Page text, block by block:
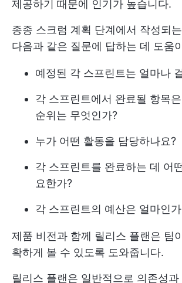
제공하기 때문에 인기가 높습니다.
종종 스크럼 계획 단계에서 작성되
다음과 같은 질문에 답하는 데 도움
예정된 각 스프린트는 얼마나
각 스프린트에서 완료될 항목
순위는 무엇인가?
누가 어떤 활동을 담당하나요?
각 스프린트를 완료하는 데 어
요한가?
각 스프린트의 예산은 얼마인
제품 비전과 함께 릴리스 플랜은 팀
확하게 볼 수 있도록 도와줍니다.
릴리스 플랜은 일반적으로 의존성